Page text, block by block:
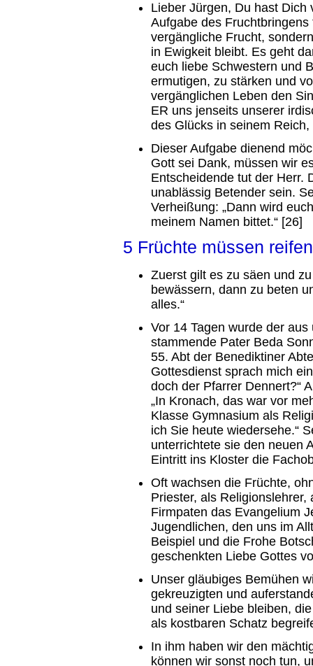
Lieber Jürgen, Du hast
Aufgabe des
vergängliche Frucht,
in Ewigkeit bleibt. Es geht
euch liebe Schwestern und
ermutigen, zu stärken und
vergänglichen Leben den
ER uns jenseits unserer
des Glücks in seinem
Dieser Aufgabe dienend
Gott sei Dank, müssen wir
Entscheidende tut der Herr.
unablässig Betender sein.
Verheißung: „Dann wird
meinem Namen bittet.“ [26]
5 Früchte müssen reifen
Zuerst gilt es zu säen und
bewässern, dann zu beten
alles.“
Vor 14 Tagen wurde der
stammende Pater Beda
55. Abt der Benediktiner
Gottesdienst sprach mich
doch der Pfarrer Dennert?“
„In Kronach, das war vor
Klasse Gymnasium als
ich Sie heute wiedersehe.“
unterrichtete sie den neuen
Eintritt ins Kloster die
Oft wachsen die Früchte,
Priester, als
Firmpaten das Evangelium
Jugendlichen, den uns im
Beispiel und die Frohe
geschenkten Liebe Gottes
Unser gläubiges Bemühen
gekreuzigten und
und seiner Liebe bleiben,
als kostbaren Schatz
In ihm haben wir den
können wir sonst noch tun,